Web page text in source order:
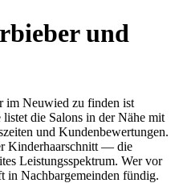
und
im Neuwied zu finden ist
die Salons in der Nähe mit
und Kundenbewertungen.
Kinderhaarschnitt — die
Leistungsspektrum. Wer vor
in Nachbargemeinden fündig.